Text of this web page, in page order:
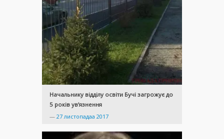
Начальнику відділу освіти Бучі загрожує до
5 років ув’язнення
— 27 листопадаа 2017